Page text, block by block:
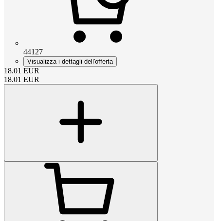
44127
Visualizza i dettagli dell'offerta
18.01 EUR
18.01 EUR